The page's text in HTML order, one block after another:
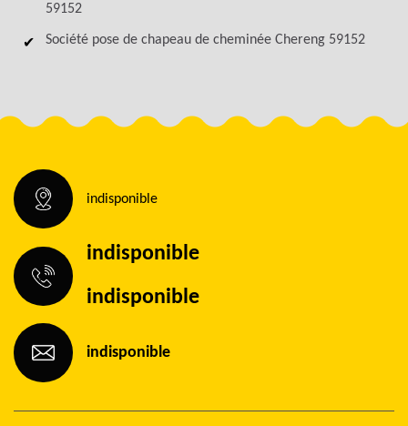
59152
Société pose de chapeau de cheminée Chereng 59152
indisponible
indisponible
indisponible
indisponible